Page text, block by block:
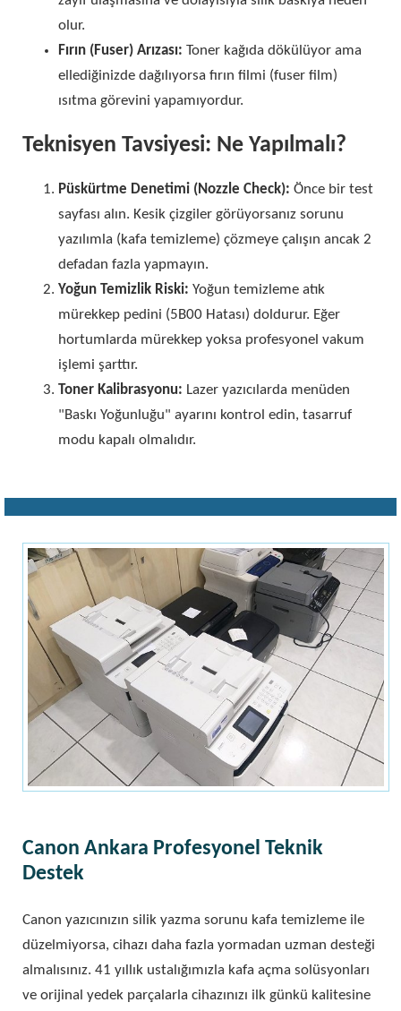
olur.
Fırın (Fuser) Arızası: Toner kağıda dökülüyor ama
ellediğinizde dağılıyorsa fırın filmi (fuser film)
ısıtma görevini yapamıyordur.
Teknisyen Tavsiyesi: Ne Yapılmalı?
Püskürtme Denetimi (Nozzle Check): Önce bir test
sayfası alın. Kesik çizgiler görüyorsanız sorunu
yazılımla (kafa temizleme) çözmeye çalışın ancak 2
defadan fazla yapmayın.
Yoğun Temizlik Riski: Yoğun temizleme atık
mürekkep pedini (5B00 Hatası) doldurur. Eğer
hortumlarda mürekkep yoksa profesyonel vakum
işlemi şarttır.
Toner Kalibrasyonu: Lazer yazıcılarda menüden
"Baskı Yoğunluğu" ayarını kontrol edin, tasarruf
modu kapalı olmalıdır.
Canon Ankara Profesyonel Teknik
Destek
Canon yazıcınızın silik yazma sorunu kafa temizleme ile
düzelmiyorsa, cihazı daha fazla yormadan uzman desteği
almalısınız. 41 yıllık ustalığımızla kafa açma solüsyonları
ve orijinal yedek parçalarla cihazınızı ilk günkü kalitesine